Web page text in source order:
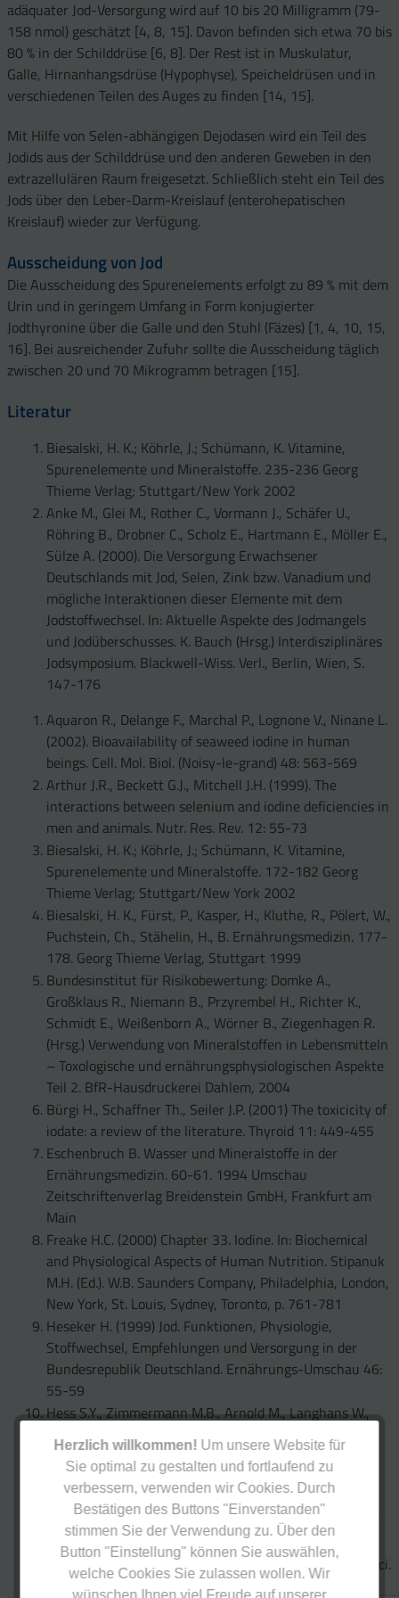
Herzlich willkommen! Um unsere Website für
Sie optimal zu gestalten und fortlaufend zu
verbessern, verwenden wir Cookies. Durch
Bestätigen des Buttons "Einverstanden"
stimmen Sie der Verwendung zu. Über den
Button "Einstellung" können Sie auswählen,
welche Cookies Sie zulassen wollen. Wir
wünschen Ihnen viel Freude auf unserer
adäquater Jod-Versorgung wird auf 10 bis 20 Milligramm (79-
158 nmol) geschätzt [4, 8, 15]. Davon befinden sich etwa 70 bis
80 % in der Schilddrüse [6, 8]. Der Rest ist in Muskulatur,
Galle, Hirnanhangsdrüse (Hypophyse), Speicheldrüsen und in
verschiedenen Teilen des Auges zu finden [14, 15].
Mit Hilfe von Selen-abhängigen Dejodasen wird ein Teil des
Jodids aus der Schilddrüse und den anderen Geweben in den
extrazellulären Raum freigesetzt. Schließlich steht ein Teil des
Jods über den Leber-Darm-Kreislauf (enterohepatischen
Kreislauf) wieder zur Verfügung.
Ausscheidung von Jod
Die Ausscheidung des Spurenelements erfolgt zu 89 % mit dem
Urin und in geringem Umfang in Form konjugierter
Jodthyronine über die Galle und den Stuhl (Fäzes) [1, 4, 10, 15,
16]. Bei ausreichender Zufuhr sollte die Ausscheidung täglich
zwischen 20 und 70 Mikrogramm betragen [15].
Literatur
Biesalski, H. K.; Köhrle, J.; Schümann, K. Vitamine,
Spurenelemente und Mineralstoffe. 235-236 Georg
Thieme Verlag; Stuttgart/New York 2002
Anke M., Glei M., Rother C., Vormann J., Schäfer U.,
Röhring B., Drobner C., Scholz E., Hartmann E., Möller E.,
Sülze A. (2000). Die Versorgung Erwachsener
Deutschlands mit Jod, Selen, Zink bzw. Vanadium und
mögliche Interaktionen dieser Elemente mit dem
Jodstoffwechsel. In: Aktuelle Aspekte des Jodmangels
und Jodüberschusses. K. Bauch (Hrsg.) Interdisziplinäres
Jodsymposium. Blackwell-Wiss. Verl., Berlin, Wien, S.
147-176
Aquaron R., Delange F., Marchal P., Lognone V., Ninane L.
(2002). Bioavailability of seaweed iodine in human
beings. Cell. Mol. Biol. (Noisy-le-grand) 48: 563-569
Arthur J.R., Beckett G.J., Mitchell J.H. (1999). The
interactions between selenium and iodine deficiencies in
men and animals. Nutr. Res. Rev. 12: 55-73
Biesalski, H. K.; Köhrle, J.; Schümann, K. Vitamine,
Spurenelemente und Mineralstoffe. 172-182 Georg
Thieme Verlag; Stuttgart/New York 2002
Biesalski, H. K., Fürst, P., Kasper, H., Kluthe, R., Pölert, W.,
Puchstein, Ch., Stähelin, H., B. Ernährungsmedizin. 177-
178. Georg Thieme Verlag, Stuttgart 1999
Bundesinstitut für Risikobewertung: Domke A.,
Großklaus R., Niemann B., Przyrembel H., Richter K.,
Schmidt E., Weißenborn A., Wörner B., Ziegenhagen R.
(Hrsg.) Verwendung von Mineralstoffen in Lebensmitteln
– Toxologische und ernährungsphysiologischen Aspekte
Teil 2. BfR-Hausdruckerei Dahlem, 2004
Bürgi H., Schaffner Th., Seiler J.P. (2001) The toxicicity of
iodate: a review of the literature. Thyroid 11: 449-455
Eschenbruch B. Wasser und Mineralstoffe in der
Ernährungsmedizin. 60-61. 1994 Umschau
Zeitschriftenverlag Breidenstein GmbH, Frankfurt am
Main
Freake H.C. (2000) Chapter 33. Iodine. In: Biochemical
and Physiological Aspects of Human Nutrition. Stipanuk
M.H. (Ed.). W.B. Saunders Company, Philadelphia, London,
New York, St. Louis, Sydney, Toronto, p. 761-781
Heseker H. (1999) Jod. Funktionen, Physiologie,
Stoffwechsel, Empfehlungen und Versorgung in der
Bundesrepublik Deutschland. Ernährungs-Umschau 46:
55-59
Hess S.Y., Zimmermann M.B., Arnold M., Langhans W.,
Hurrell R.F. (2002) Iron deficiency anemia reduces
thyroid peroxidase activity in rats. J. Nutr. 132: 1951-
1955
Höring H. (1992) Der Einfluss von Umweltchemikalien
auf die Schilddrüse. Bundesgesundheitsbl. 35: 194-197
Jepsen K., Rosenfeld M.G. (2002) Biological roles and
mechanistic actions of co-repressor complexes. J. Cell Sci.
115: 689-698